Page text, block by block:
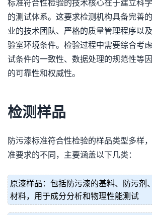
标准符合性检验的技术核心在于建立科
的测试体系。这要求检测机构具备完善
业的技术团队、严格的质量管理程序以
验室环境条件。检验过程中需要综合考
试条件的一致性、数据处理的规范性等
的可靠性和权威性。
检测样品
防污漆标准符合性检验的样品类型多样
准要求的不同，主要涵盖以下几类：
原漆样品：包括防污漆的基料、防污剂
材料，用于成分分析和物理性能测试